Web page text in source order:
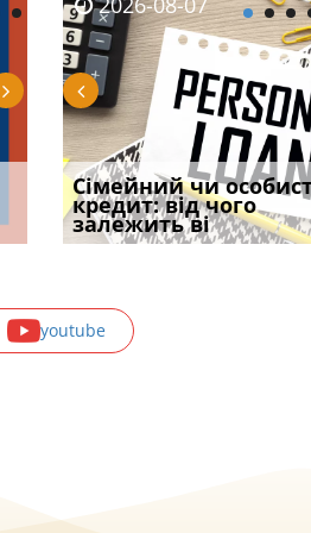
Документи, на яких не
проставляється
апостиль: пер
Огляд практики ВС від
Ростислава Кравця, що
опублі
Сімейний чи
кредит: від чого
залежить ві
Восьмий ААС
підтвердив, що
може скас
youtube